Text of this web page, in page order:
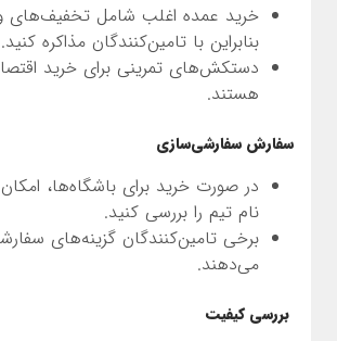
خرید عمده اغلب شامل تخفیف‌های
بنابراین با تامین‌کنندگان مذاکره کنید.
دستکش‌های تمرینی برای خرید
هستند.
سفارش سفارشی‌سازی
در صورت خرید برای باشگاه‌ها،
نام تیم را بررسی کنید.
برخی تامین‌کنندگان گزینه‌های
می‌دهند.
بررسی کیفیت